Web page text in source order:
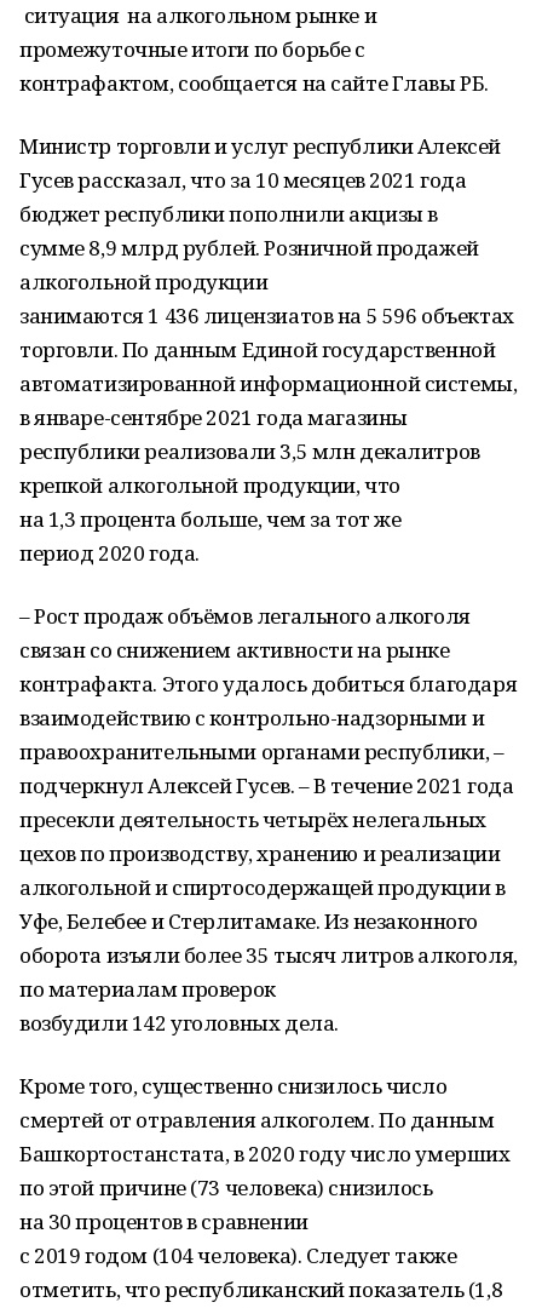
ситуация на алкогольном рынке и
промежуточные итоги по борьбе с
контрафактом, сообщается на сайте Главы РБ.
Министр торговли и услуг республики Алексей
Гусев рассказал, что за 10 месяцев 2021 года
бюджет республики пополнили акцизы в
сумме 8,9 млрд рублей. Розничной продажей
алкогольной продукции
занимаются 1 436 лицензиатов на 5 596 объектах
торговли. По данным Единой государственной
автоматизированной информационной системы,
в январе-сентябре 2021 года магазины
республики реализовали 3,5 млн декалитров
крепкой алкогольной продукции, что
на 1,3 процента больше, чем за тот же
период 2020 года.
– Рост продаж объёмов легального алкоголя
связан со снижением активности на рынке
контрафакта. Этого удалось добиться благодаря
взаимодействию с контрольно-надзорными и
правоохранительными органами республики, –
подчеркнул Алексей Гусев. – В течение 2021 года
пресекли деятельность четырёх нелегальных
цехов по производству, хранению и реализации
алкогольной и спиртосодержащей продукции в
Уфе, Белебее и Стерлитамаке. Из незаконного
оборота изъяли более 35 тысяч литров алкоголя,
по материалам проверок
возбудили 142 уголовных дела.
Кроме того, существенно снизилось число
смертей от отравления алкоголем. По данным
Башкортостанстата, в 2020 году число умерших
по этой причине (73 человека) снизилось
на 30 процентов в сравнении
с 2019 годом (104 человека). Следует также
отметить, что республиканский показатель (1,8